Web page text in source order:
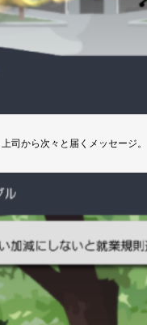
上司から次々と届くメッセージ。